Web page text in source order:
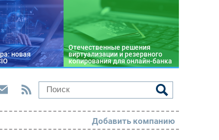
новая
Отечественные решения
виртуализации и резервного
копирования для онлайн-банка
Добавить компанию